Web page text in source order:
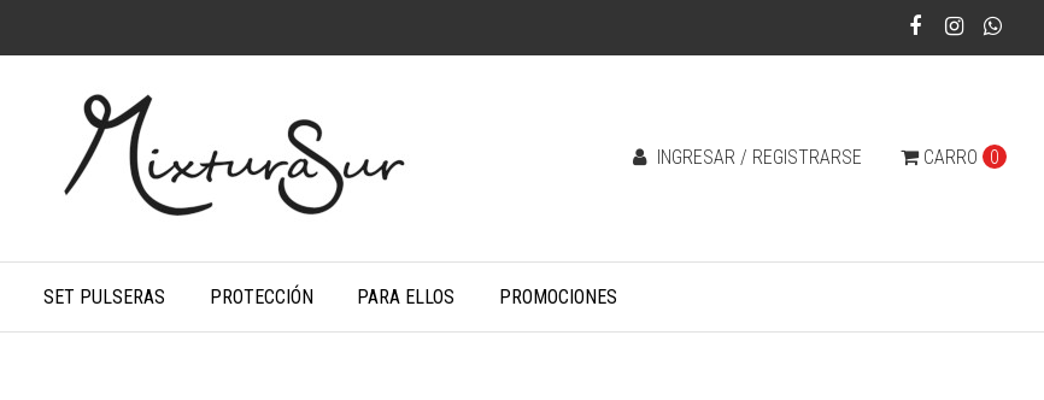
CARRO 0
INGRESAR / REGISTRARSE
SET PULSERAS PROTECCIÓN PARA ELLOS PROMOCIONES